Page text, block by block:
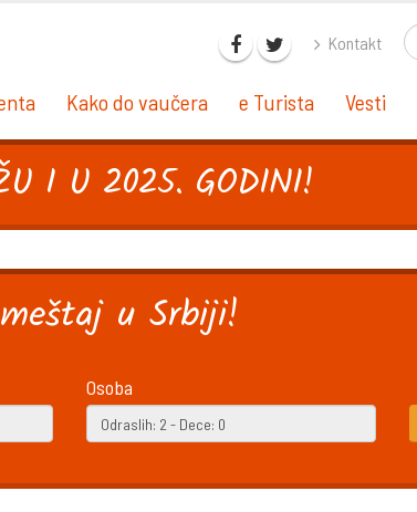
Kontakt
Kako do vaučera e Turista Vesti
I U 2025. GODINI!
u Srbiji!
Osoba